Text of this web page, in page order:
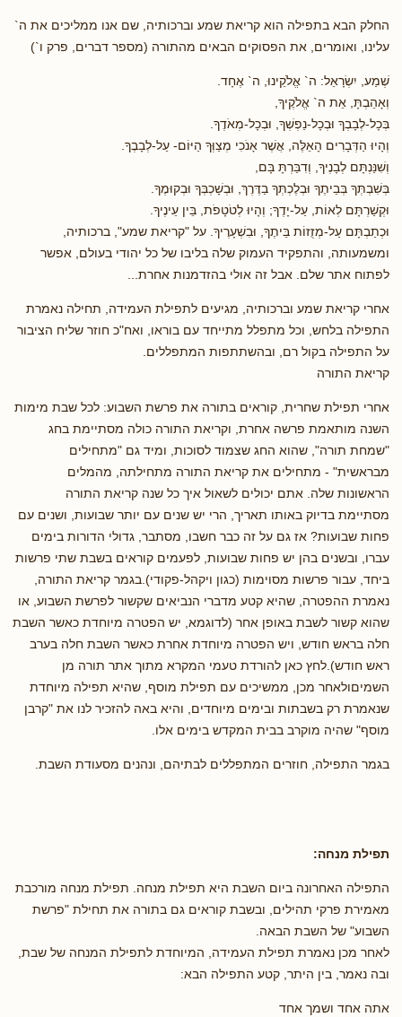
החלק הבא בתפילה הוא קריאת שמע וברכותיה, שם אנו ממליכים את ה`
עלינו, ואומרים, את הפסוקים הבאים מהתורה (מספר דברים, פרק ו`)
שְׁמַע, יִשְׂרָאֵל: ה` אֱלֹקֵינוּ, ה` אֶחָד.
וְאָהַבְתָּ, אֵת ה` אֱלֹקֶיךָ,
בְּכָל-לְבָבְךָ וּבְכָל-נַפְשְׁךָ, וּבְכָל-מְאֹדֶךָ.
וְהָיוּ הַדְּבָרִים הָאֵלֶּה, אֲשֶׁר אָנֹכִי מְצַוְּךָ הַיּוֹם- עַל-לְבָבֶךָ.
וְשִׁנַּנְתָּם לְבָנֶיךָ, וְדִבַּרְתָּ בָּם,
בְּשִׁבְתְּךָ בְּבֵיתֶךָ וּבְלֶכְתְּךָ בַדֶּרֶךְ, וּבְשָׁכְבְּךָ וּבְקוּמֶךָ.
וּקְשַׁרְתָּם לְאוֹת, עַל-יָדֶךָ; וְהָיוּ לְטֹטָפֹת, בֵּין עֵינֶיךָ.
וּכְתַבְתָּם עַל-מְזֻזוֹת בֵּיתֶךָ, וּבִשְׁעָרֶיךָ. על "קריאת שמע", ברכותיה,
ומשמעותה, והתפקיד העמוק שלה בליבו של כל יהודי בעולם, אפשר
לפתוח אתר שלם. אבל זה אולי בהזדמנות אחרת...
אחרי קריאת שמע וברכותיה, מגיעים לתפילת העמידה, תחילה נאמרת
התפילה בלחש, וכל מתפלל מתייחד עם בוראו, ואח"כ חוזר שליח הציבור
על התפילה בקול רם, ובהשתתפות המתפללים.
קריאת התורה
אחרי תפילת שחרית, קוראים בתורה את פרשת השבוע: לכל שבת מימות
השנה מותאמת פרשה אחרת, וקריאת התורה כולה מסתיימת בחג
"שמחת תורה", שהוא החג שצמוד לסוכות, ומיד גם "מתחילים
מבראשית" - מתחילים את קריאת התורה מתחילתה, מהמלים
הראשונות שלה. אתם יכולים לשאול איך כל שנה קריאת התורה
מסתיימת בדיוק באותו תאריך, הרי יש שנים עם יותר שבועות, ושנים עם
פחות שבועות? אז גם על זה כבר חשבו, מסתבר, גדולי הדורות בימים
עברו, ובשנים בהן יש פחות שבועות, לפעמים קוראים בשבת שתי פרשות
ביחד, עבור פרשות מסוימות (כגון ויקהל-פקודי).בגמר קריאת התורה,
נאמרת ההפטרה, שהיא קטע מדברי הנביאים שקשור לפרשת השבוע, או
שהוא קשור לשבת באופן אחר (לדוגמא, יש הפטרה מיוחדת כאשר השבת
חלה בראש חודש, ויש הפטרה מיוחדת אחרת כאשר השבת חלה בערב
ראש חודש).לחץ כאן להורדת טעמי המקרא מתוך אתר תורה מן
השמיםולאחר מכן, ממשיכים עם תפילת מוסף, שהיא תפילה מיוחדת
שנאמרת רק בשבתות ובימים מיוחדים, והיא באה להזכיר לנו את "קרבן
מוסף" שהיה מוקרב בבית המקדש בימים אלו.
בגמר התפילה, חוזרים המתפללים לבתיהם, ונהנים מסעודת השבת.
תפילת מנחה:
התפילה האחרונה ביום השבת היא תפילת מנחה. תפילת מנחה מורכבת
מאמירת פרקי תהילים, ובשבת קוראים גם בתורה את תחילת "פרשת
השבוע" של השבת הבאה.
לאחר מכן נאמרת תפילת העמידה, המיוחדת לתפילת המנחה של שבת,
ובה נאמר, בין היתר, קטע התפילה הבא:
אתה אחד ושמך אחד